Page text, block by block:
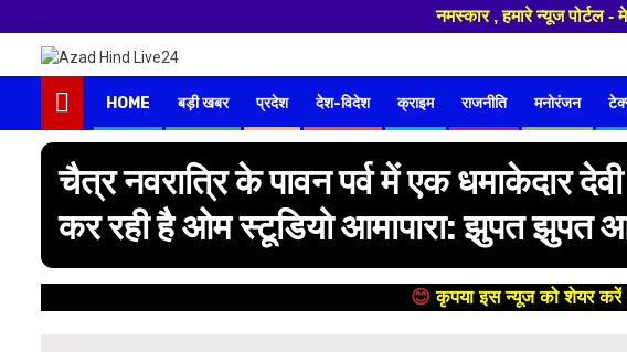
नमस्कार , हमारे न्यूज पोर्टल - मे
HOME बड़ी खबर प्रदेश देश-विदेश क्राइम राजनीति मनोरंजन
चैत्र नवरात्रि के पावन पर्व में एक धमाकेदार
कर रही है ओम स्टूडियो आमापारा: झुपत झुपत
😊 कृपया इस न्यूज को शेयर करें